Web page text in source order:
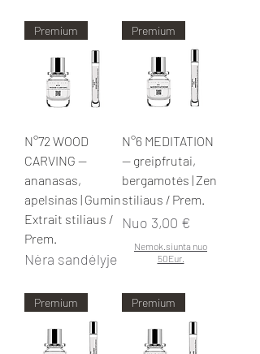
Premium
N°72 WOOD
CARVING —
ananasas,
apelsinas | Gumin
Extrait stiliaus /
Prem.
Nėra sandėlyje
Premium
N°6 MEDITATION
— greipfrutai,
bergamotės | Zen
stiliaus / Prem.
Nuo 3,00 €
Pardavimo kaina
Nemok.siunta nuo
50Eur.
Premium Premium